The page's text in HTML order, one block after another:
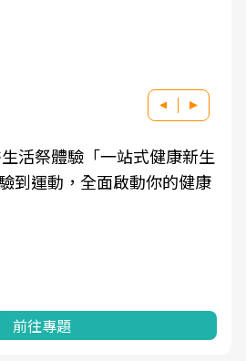
季的身體變化」出發，透過醫
的對話，建立對亞健康的認
的改善行動。
前往專題